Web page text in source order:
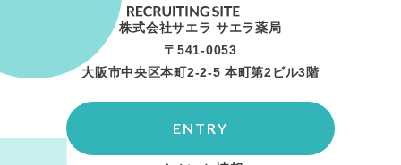
株式会社サエラ サエラ薬局
〒541-0053
大阪市中央区本町2-2-5 本町第2ビル3階
ENTRY